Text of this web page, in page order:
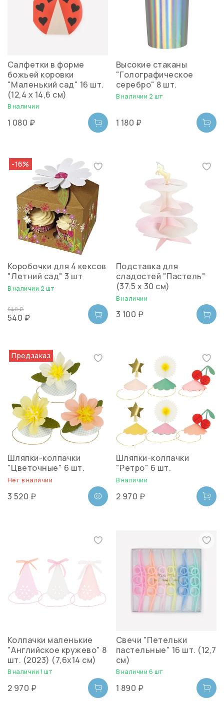
Салфетки в форме
божьей коровки
"Маленький сад" 16 шт.
(12,4 x 14,6 см)
В наличии
1 080 ₽
Высокие стаканы
"Голографическое
серебро" 8 шт.
В наличии 2 шт
1 180 ₽
-16%
Коробочки для 4 кексов
"Летний сад" 3 шт
В наличии 2 шт
640 ₽
540 ₽
Подставка для
сладостей "Пастель"
(37.5 x 30 см)
В наличии
3 100 ₽
Предзаказ
Шляпки-колпачки
"Цветочные" 6 шт.
Нет в наличии
3 520 ₽
Шляпки-колпачки
"Ретро" 6 шт.
В наличии
2 970 ₽
Колпачки маленькие
"Английское кружево" 8
шт. (2023) (7,6х14 см)
В наличии 1 шт
2 970 ₽
Свечи "Петельки
пастельные" 16 шт. (12,7
см)
В наличии 6 шт
1 890 ₽